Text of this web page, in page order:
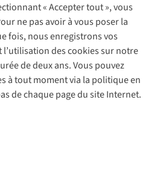
« Accepter tout », vous
ne pas avoir à vous poser la
fois, nous enregistrons vos
des cookies sur notre
de deux ans. Vous pouvez
à tout moment via la politique en
de chaque page du site Internet.
Politique de confidentialité
Cookie Policy
SA,